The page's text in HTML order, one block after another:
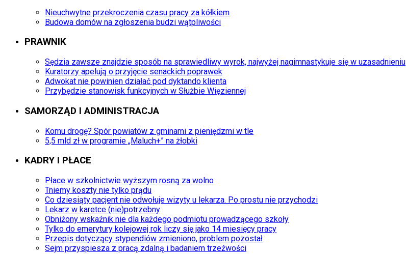
Nieuchwytne przekroczenia czasu pracy za kółkiem
Budowa domów na zgłoszenia budzi wątpliwości
PRAWNIK
Sędzia zawsze znajdzie sposób na sprawiedliwy wyrok, najwyżej nagimnastykuje się w uzasadnieniu
Kuratorzy apelują o przyjęcie senackich poprawek
Adwokat nie powinien działać pod dyktando klienta
Przybędzie stanowisk funkcyjnych w Służbie Więziennej
SAMORZĄD I ADMINISTRACJA
Komu drogę? Spór powiatów z gminami z pieniędzmi w tle
5,5 mld zł w programie „Maluch+” na żłobki
KADRY I PŁACE
Płace w szkolnictwie wyższym rosną za wolno
Tniemy koszty nie tylko prądu
Co dziesiąty pacjent nie odwołuje wizyty u lekarza. Po prostu nie przychodzi
Lekarz w karetce (nie)potrzebny
Obniżony wskaźnik nie dla każdego podmiotu prowadzącego szkoły
Tylko do emerytury kolejowej rok liczy się jako 14 miesięcy pracy
Przepis dotyczący stypendiów zmieniono, problem pozostał
Sejm przyspiesza z pracą zdalną i badaniem trzeźwości